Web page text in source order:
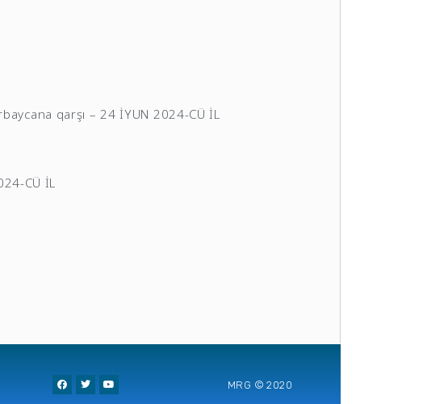
qarşı – 24 İYUN 2024-CÜ İL
CÜ İL
MRG © 2020